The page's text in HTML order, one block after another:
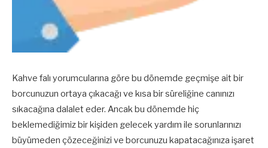
Kahve falı yorumcularına göre bu dönemde geçmişe ait bir
borcunuzun ortaya çıkacağı ve kısa bir süreliğine canınızı
sıkacağına dalalet eder. Ancak bu dönemde hiç
beklemediğimiz bir kişiden gelecek yardım ile sorunlarınızı
büyümeden çözeceğinizi ve borcunuzu kapatacağınıza işaret